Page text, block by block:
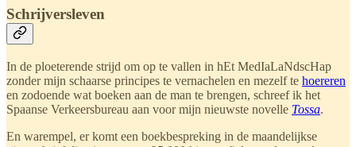
Schrijversleven
In de ploeterende strijd om op te vallen in hEt MedIaLaNdscHap
zonder mijn schaarse principes te vernachelen en mezelf te hoereren
en zodoende wat boeken aan de man te brengen, schreef ik het
Spaanse Verkeersbureau aan voor mijn nieuwste novelle Tossa.
En warempel, er komt een boekbespreking in de maandelijkse